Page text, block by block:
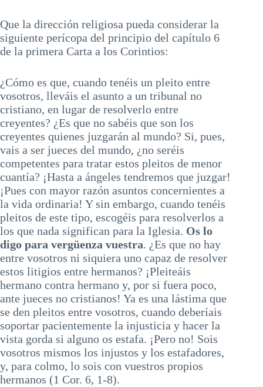
Que la dirección religiosa pueda considerar la
siguiente perícopa del principio del capítulo 6
de la primera Carta a los Corintios:
¿Cómo es que, cuando tenéis un pleito entre
vosotros, lleváis el asunto a un tribunal no
cristiano, en lugar de resolverlo entre
creyentes? ¿Es que no sabéis que son los
creyentes quienes juzgarán al mundo? Si, pues,
vais a ser jueces del mundo, ¿no seréis
competentes para tratar estos pleitos de menor
cuantía? ¡Hasta a ángeles tendremos que juzgar!
¡Pues con mayor razón asuntos concernientes a
la vida ordinaria! Y sin embargo, cuando tenéis
pleitos de este tipo, escogéis para resolverlos a
los que nada significan para la Iglesia. Os lo
digo para vergüenza vuestra. ¿Es que no hay
entre vosotros ni siquiera uno capaz de resolver
estos litigios entre hermanos? ¡Pleiteáis
hermano contra hermano y, por si fuera poco,
ante jueces no cristianos! Ya es una lástima que
se den pleitos entre vosotros, cuando deberíais
soportar pacientemente la injusticia y hacer la
vista gorda si alguno os estafa. ¡Pero no! Sois
vosotros mismos los injustos y los estafadores,
y, para colmo, lo sois con vuestros propios
hermanos (1 Cor. 6, 1-8).